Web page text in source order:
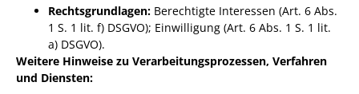
Rechtsgrundlagen: Berechtigte Interessen (Art. 6 Abs.
1 S. 1 lit. f) DSGVO); Einwilligung (Art. 6 Abs. 1 S. 1 lit.
a) DSGVO).
Weitere Hinweise zu Verarbeitungsprozessen, Verfahren
und Diensten: